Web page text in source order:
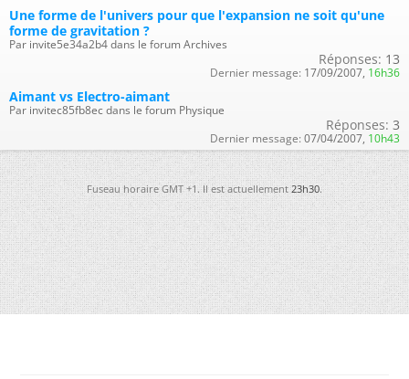
Une forme de l'univers pour que l'expansion ne soit qu'une
forme de gravitation ?
Par invite5e34a2b4 dans le forum Archives
Réponses: 13
Dernier message: 17/09/2007, 16h36
Aimant vs Electro-aimant
Par invitec85fb8ec dans le forum Physique
Réponses: 3
Dernier message: 07/04/2007, 10h43
Fuseau horaire GMT +1. Il est actuellement23h30.